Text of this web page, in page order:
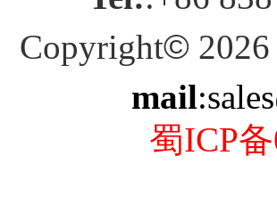
Copyright© 2026
mail
蜀ICP